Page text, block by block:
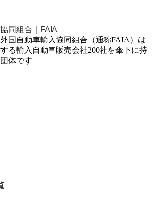
国自動車輸入協同組合（通称FAIA）は
る輸入自動車販売会社200社を傘下に持
体です